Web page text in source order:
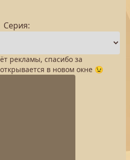
Серия:
рекламы, спасибо за
в новом окне 😉